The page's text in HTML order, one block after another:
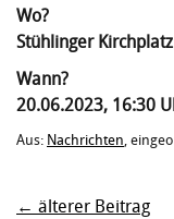
Wo?
Stühlinger Kirchplatz
Wann?
20.06.2023, 16:30
Aus: Nachrichten,
← älterer Beitrag